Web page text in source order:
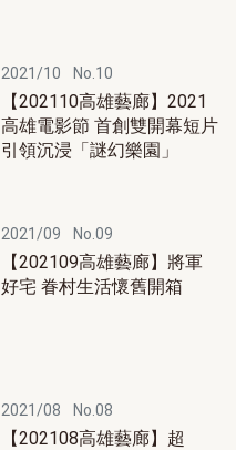
2021/10 No.10
【202110高雄藝廊】2021
高雄電影節 首創雙開幕短片
引領沉浸「謎幻樂園」
2021/09 No.09
【202109高雄藝廊】將軍
好宅 眷村生活懷舊開箱
2021/08 No.08
【202108高雄藝廊】超